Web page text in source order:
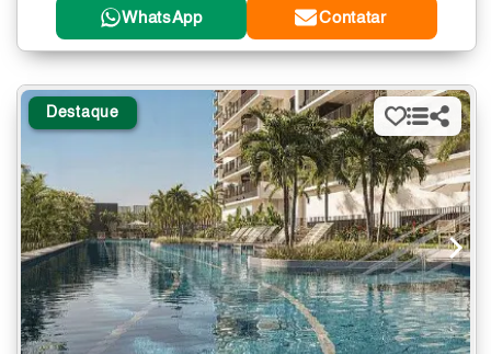
WhatsApp Contatar
Destaque